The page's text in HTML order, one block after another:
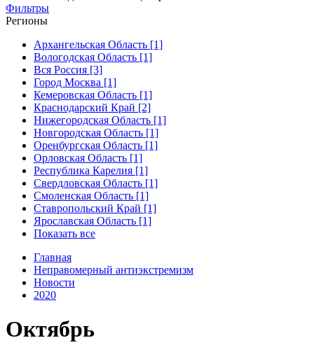
Фильтры
Регионы
Архангельская Область [1]
Вологодская Область [1]
Вся Россия [3]
Город Москва [1]
Кемеровская Область [1]
Краснодарский Край [2]
Нижегородская Область [1]
Новгородская Область [1]
Оренбургская Область [1]
Орловская Область [1]
Республика Карелия [1]
Свердловская Область [1]
Смоленская Область [1]
Ставропольский Край [1]
Ярославская Область [1]
Показать все
Главная
Неправомерный антиэкстремизм
Новости
2020
Октябрь